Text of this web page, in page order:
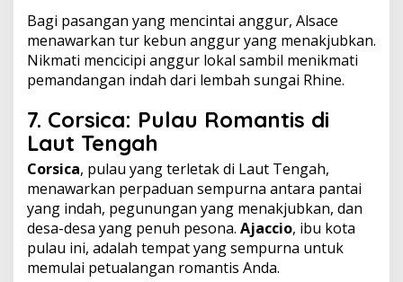
Bagi pasangan yang mencintai anggur, Alsace
menawarkan tur kebun anggur yang menakjubkan.
Nikmati mencicipi anggur lokal sambil menikmati
pemandangan indah dari lembah sungai Rhine.
7. Corsica: Pulau Romantis di
Laut Tengah
Corsica, pulau yang terletak di Laut Tengah,
menawarkan perpaduan sempurna antara pantai
yang indah, pegunungan yang menakjubkan, dan
desa-desa yang penuh pesona. Ajaccio, ibu kota
pulau ini, adalah tempat yang sempurna untuk
memulai petualangan romantis Anda.